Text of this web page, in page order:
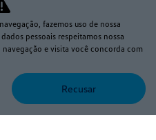
DE SERVICOS LTDA
0001-60
fazemos uso de nossa
pessoais respeitamos nossa
navegação e visita você concorda com
Recusar